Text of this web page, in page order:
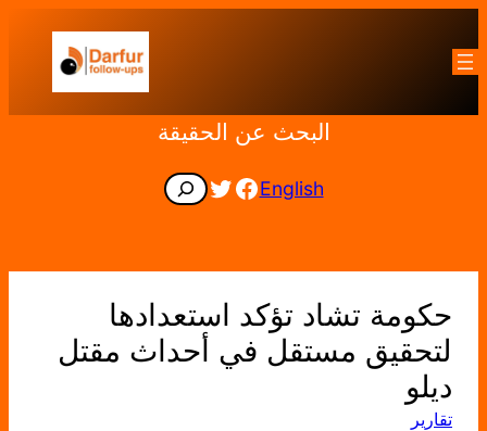
إلى
المحتوى
البحث عن الحقيقة
English
Facebook
Twitter
Search
حكومة تشاد تؤكد استعدادها
لتحقيق مستقل في أحداث مقتل
ديلو
تقارير